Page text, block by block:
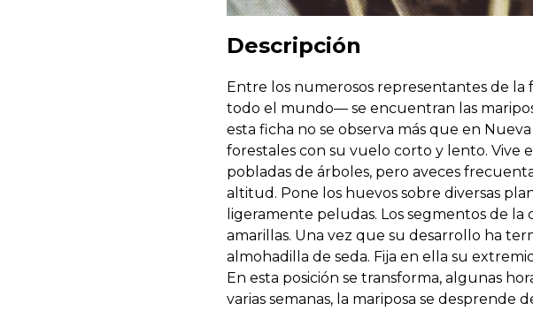
Descripción
Entre los numerosos representantes de
todo el mundo— se encuentran las
esta ficha no se observa más que en
forestales con su vuelo corto y lento. Vive
pobladas de árboles, pero aveces
altitud. Pone los huevos sobre diversas
ligeramente peludas. Los segmentos de
amarillas. Una vez que su desarrollo ha
almohadilla de seda. Fija en ella su
En esta posición se transforma, algunas
varias semanas, la mariposa se